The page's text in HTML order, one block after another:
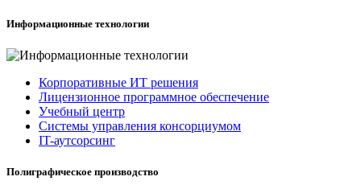
Информационные технологии
Корпоративные ИТ решения
Лицензионное программное обеспечение
Учебный центр
Системы управления консорциумом
IT-аутсорсинг
Полиграфическое производство